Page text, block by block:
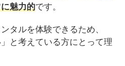
魅力的です。
タルを体験できるため、
と考えている方にとって理